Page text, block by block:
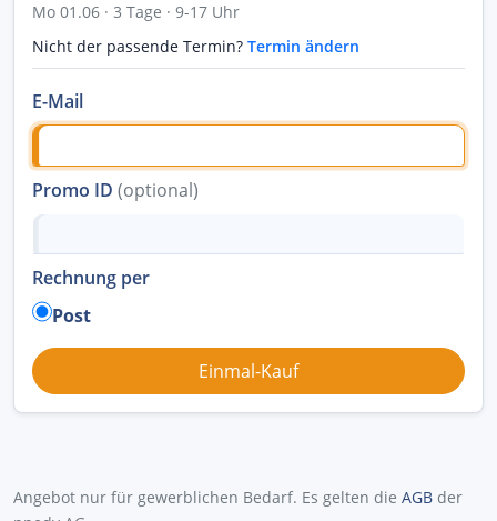
Mo 01.06 · 3 Tage · 9-17 Uhr
Nicht der passende Termin? Termin ändern
E-Mail
Promo ID (optional)
Rechnung per
Post
Angebot nur für gewerblichen Bedarf. Es gelten die AGB der